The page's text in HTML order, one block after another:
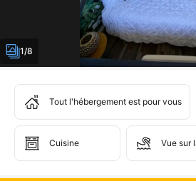
1/8
Tout l'hébergement est pour vous
Cuisine Vue sur